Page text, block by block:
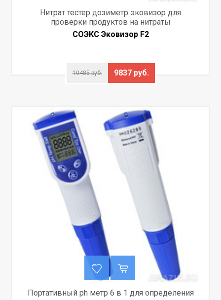
Нитрат тестер дозиметр эковизор для
проверки продуктов на нитраты
СОЭКС Эковизор F2
10485 руб. 9837 руб.
Портативный ph метр 6 в 1 для определения